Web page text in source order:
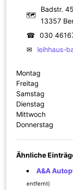
🗺
Badstr.
13357
☎
030
✉
leihhaus-
Montag
Freitag
Samstag
Dienstag
Mittwoch
Donnerstag
Ähnliche
A&A
entfernt)